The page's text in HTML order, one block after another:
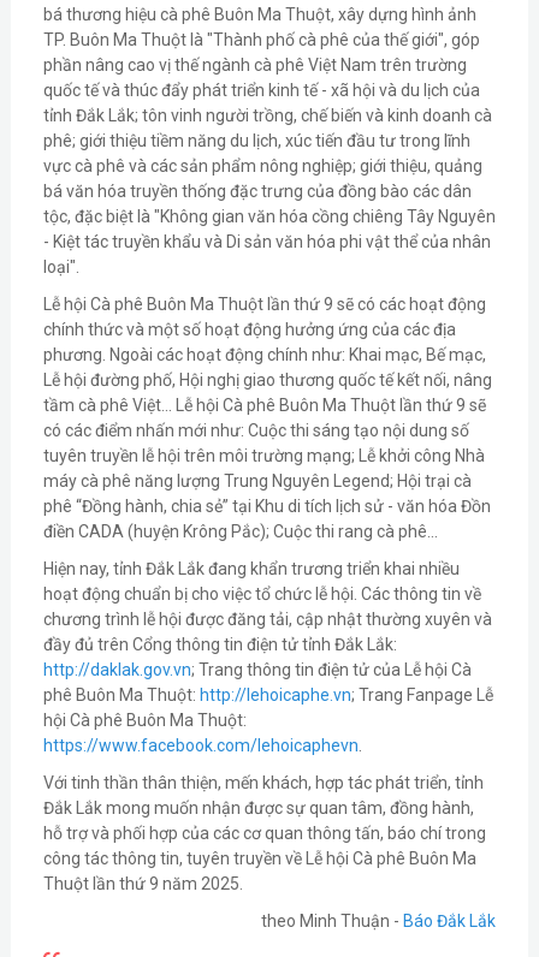
bá thương hiệu cà phê Buôn Ma Thuột, xây dựng hình ảnh
TP. Buôn Ma Thuột là "Thành phố cà phê của thế giới", góp
phần nâng cao vị thế ngành cà phê Việt Nam trên trường
quốc tế và thúc đẩy phát triển kinh tế - xã hội và du lịch của
tỉnh Đắk Lắk; tôn vinh người trồng, chế biến và kinh doanh cà
phê; giới thiệu tiềm năng du lịch, xúc tiến đầu tư trong lĩnh
vực cà phê và các sản phẩm nông nghiệp; giới thiệu, quảng
bá văn hóa truyền thống đặc trưng của đồng bào các dân
tộc, đặc biệt là "Không gian văn hóa cồng chiêng Tây Nguyên
- Kiệt tác truyền khẩu và Di sản văn hóa phi vật thể của nhân
loại".
Lễ hội Cà phê Buôn Ma Thuột lần thứ 9 sẽ có các hoạt động
chính thức và một số hoạt động hưởng ứng của các địa
phương. Ngoài các hoạt động chính như: Khai mạc, Bế mạc,
Lễ hội đường phố, Hội nghị giao thương quốc tế kết nối, nâng
tầm cà phê Việt... Lễ hội Cà phê Buôn Ma Thuột lần thứ 9 sẽ
có các điểm nhấn mới như: Cuộc thi sáng tạo nội dung số
tuyên truyền lễ hội trên môi trường mạng; Lễ khởi công Nhà
máy cà phê năng lượng Trung Nguyên Legend; Hội trại cà
phê “Đồng hành, chia sẻ” tại Khu di tích lịch sử - văn hóa Đồn
điền CADA (huyện Krông Pắc); Cuộc thi rang cà phê...
Hiện nay, tỉnh Đắk Lắk đang khẩn trương triển khai nhiều
hoạt động chuẩn bị cho việc tổ chức lễ hội. Các thông tin về
chương trình lễ hội được đăng tải, cập nhật thường xuyên và
đầy đủ trên Cổng thông tin điện tử tỉnh Đắk Lắk:
http://daklak.gov.vn; Trang thông tin điện tử của Lễ hội Cà
phê Buôn Ma Thuột: http://lehoicaphe.vn; Trang Fanpage Lễ
hội Cà phê Buôn Ma Thuột:
https://www.facebook.com/lehoicaphevn
Với tinh thần thân thiện, mến khách, hợp tác phát triển, tỉnh
Đắk Lắk mong muốn nhận được sự quan tâm, đồng hành,
hỗ trợ và phối hợp của các cơ quan thông tấn, báo chí trong
công tác thông tin, tuyên truyền về Lễ hội Cà phê Buôn Ma
Thuột lần thứ 9 năm 2025.
theo Minh Thuận - Báo Đắk Lắk